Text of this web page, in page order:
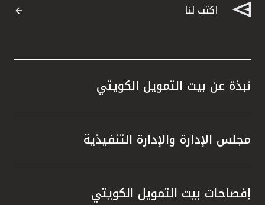
اكتب لنا
نبذة عن بيت التمويل الكويتي
مجلس الإدارة والإدارة التنفيذية
إفصاحات بيت التمويل الكويتي